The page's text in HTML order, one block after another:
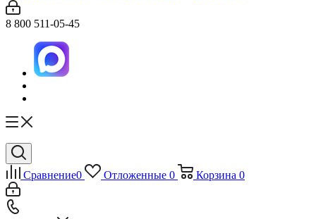
8 800 511-05-45
Сравнение0 Отложенные 0 Корзина 0